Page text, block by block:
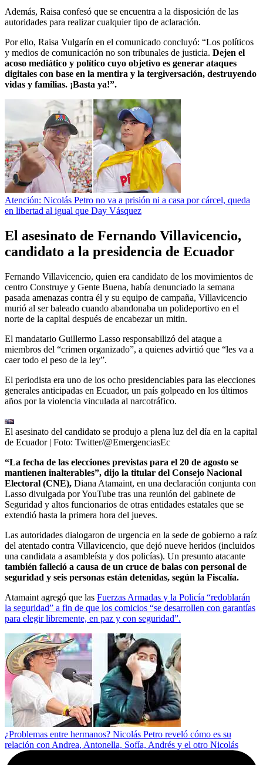
Además, Raisa confesó que se encuentra a la disposición de las
autoridades para realizar cualquier tipo de aclaración.
Por ello, Raisa Vulgarín en el comunicado concluyó: “Los políticos
y medios de comunicación no son tribunales de justicia. Dejen el
acoso mediático y político cuyo objetivo es generar ataques
digitales con base en la mentira y la tergiversación, destruyendo
vidas y familias. ¡Basta ya!”.
Atención: Nicolás Petro no va a prisión ni a casa por cárcel, queda
en libertad al igual que Day Vásquez
El asesinato de Fernando Villavicencio,
candidato a la presidencia de Ecuador
Fernando Villavicencio, quien era candidato de los movimientos de
centro Construye y Gente Buena, había denunciado la semana
pasada amenazas contra él y su equipo de campaña, Villavicencio
murió al ser baleado cuando abandonaba un polideportivo en el
norte de la capital después de encabezar un mitin.
El mandatario Guillermo Lasso responsabilizó del ataque a
miembros del “crimen organizado”, a quienes advirtió que “les va a
caer todo el peso de la ley”.
El periodista era uno de los ocho presidenciables para las elecciones
generales anticipadas en Ecuador, un país golpeado en los últimos
años por la violencia vinculada al narcotráfico.
El asesinato del candidato se produjo a plena luz del día en la capital
de Ecuador | Foto: Twitter/@EmergenciasEc
“La fecha de las elecciones previstas para el 20 de agosto se
mantienen inalterables”, dijo la titular del Consejo Nacional
Electoral (CNE), Diana Atamaint, en una declaración conjunta con
Lasso divulgada por YouTube tras una reunión del gabinete de
Seguridad y altos funcionarios de otras entidades estatales que se
extendió hasta la primera hora del jueves.
Las autoridades dialogaron de urgencia en la sede de gobierno a raíz
del atentado contra Villavicencio, que dejó nueve heridos (incluidos
una candidata a asambleísta y dos policías). Un presunto atacante
también falleció a causa de un cruce de balas con personal de
seguridad y seis personas están detenidas, según la Fiscalía.
Atamaint agregó que las Fuerzas Armadas y la Policía “redoblarán
la seguridad” a fin de que los comicios “se desarrollen con garantías
para elegir libremente, en paz y con seguridad”.
¿Problemas entre hermanos? Nicolás Petro reveló cómo es su
relación con Andrea, Antonella, Sofía, Andrés y el otro Nicolás